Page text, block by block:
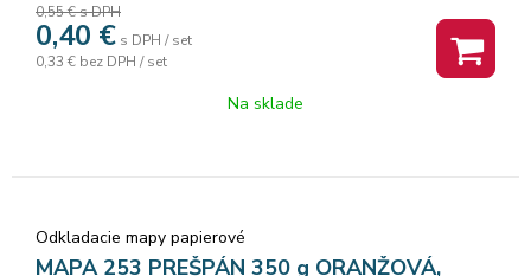
0,55 €s DPH
0,40 € s DPH / set
0,33 € bez DPH / set
Na sklade
Odkladacie mapy papierové
MAPA 253 PREŠPÁN 350 g ORANŽOVÁ,